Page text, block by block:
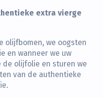
extra vierge
olijfbomen, we oogsten
en wanneer we uw
olijfolie en sturen we
van de authentieke